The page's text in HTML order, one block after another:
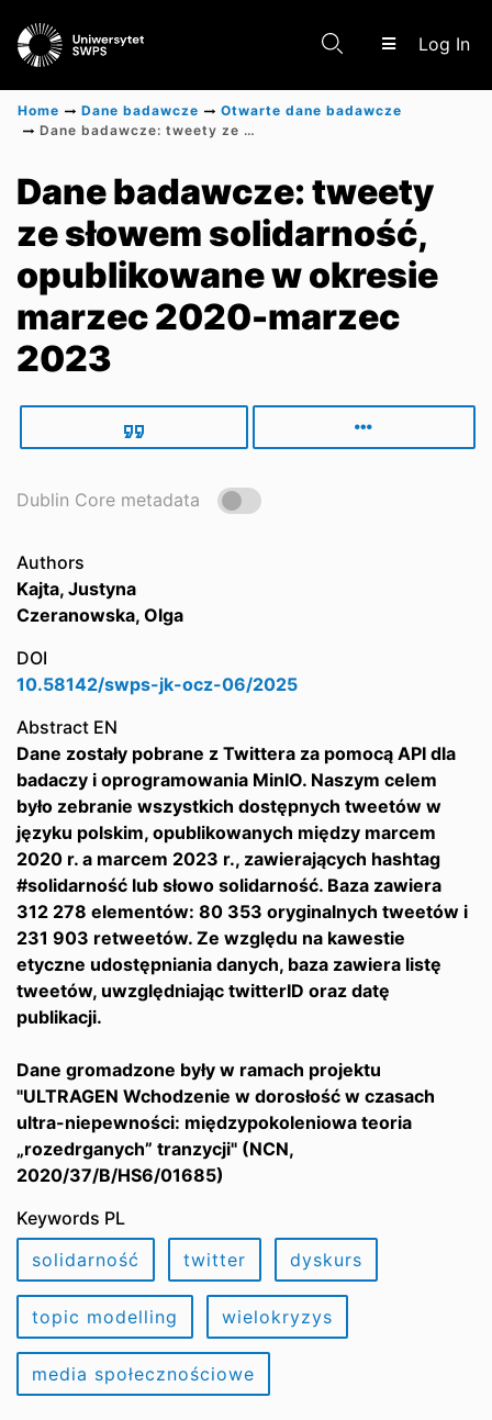
Log In
Scientific research results
Home Dane badawcze
Otwarte dane badawcze
Dane badawcze: tweety ze słowem solidarność, opublikowane w okresie marzec 2020-marzec 2023
Dane badawcze: tweety
ze słowem solidarność,
opublikowane w okresie
marzec 2020-marzec
2023
Dublin Core metadata
Authors
Kajta, Justyna
Czeranowska, Olga
DOI
10.58142/swps-jk-ocz-06/2025
Abstract EN
Dane zostały pobrane z Twittera za pomocą API dla
badaczy i oprogramowania MinIO. Naszym celem
było zebranie wszystkich dostępnych tweetów w
języku polskim, opublikowanych między marcem
2020 r. a marcem 2023 r., zawierających hashtag
#solidarność lub słowo solidarność. Baza zawiera
312 278 elementów: 80 353 oryginalnych tweetów i
231 903 retweetów. Ze względu na kawestie
etyczne udostępniania danych, baza zawiera listę
tweetów, uwzględniając twitterID oraz datę
publikacji.
Dane gromadzone były w ramach projektu
"ULTRAGEN Wchodzenie w dorosłość w czasach
ultra-niepewności: międzypokoleniowa teoria
„rozedrganych” tranzycji" (NCN,
2020/37/B/HS6/01685)
Keywords PL
solidarność
twitter dyskurs
topic modelling wielokryzys
media społecznościowe